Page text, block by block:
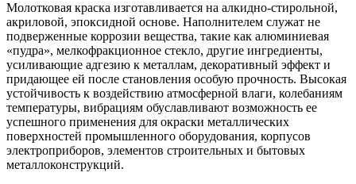
Молотковая краска изготавливается на алкидно-стирольной,
акриловой, эпоксидной основе. Наполнителем служат не
подверженные коррозии вещества, такие как алюминиевая
«пудра», мелкофракционное стекло, другие ингредиенты,
усиливающие адгезию к металлам, декоративный эффект и
придающее ей после становления особую прочность. Высокая
устойчивость к воздействию атмосферной влаги, колебаниям
температуры, вибрациям обуславливают возможность ее
успешного применения для окраски металлических
поверхностей промышленного оборудования, корпусов
электроприборов, элементов строительных и бытовых
металлоконструкций.